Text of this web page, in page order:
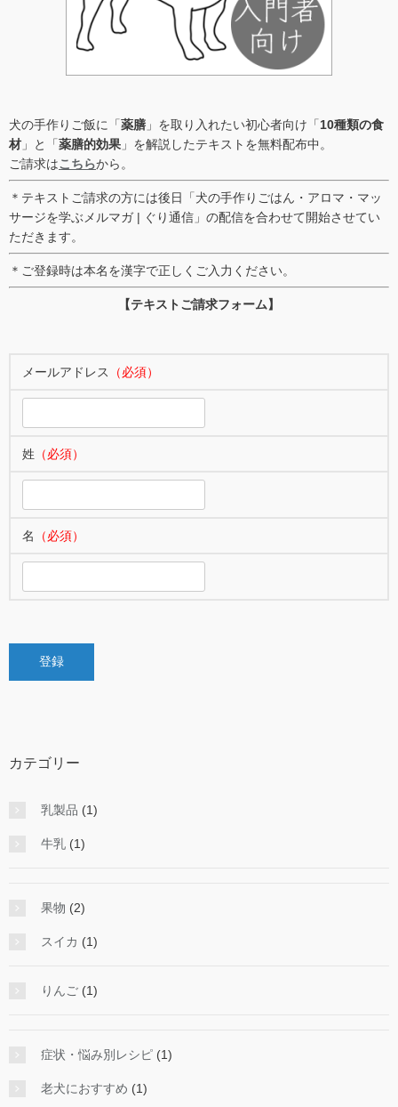
犬の手作りご飯に「薬膳 」を取り入れたい初心者向け「10種類の食
材 」と「薬膳的効果 」を解説したテキストを無料配布中。
ご請求はこちらから。
＊テキストご請求の方には後日「犬の手作りごはん・アロマ・マッ
サージを学ぶメルマガ | ぐり通信」の配信を合わせて開始させてい
ただきます。
＊ご登録時は本名を漢字で正しくご入力ください。
【テキストご請求フォーム】
メールアドレス （必須）
姓 （必須）
名 （必須）
カテゴリー
乳製品 (1)
牛乳 (1)
果物 (2)
スイカ (1)
りんご (1)
症状・悩み別レシピ (1)
老犬におすすめ (1)